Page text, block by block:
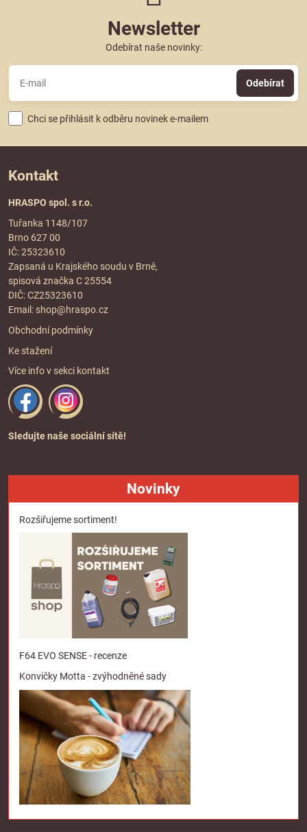
Newsletter
Odebírat naše novinky:
Odebírat
Chci se přihlásit k odběru novinek e-mailem
Kontakt
HRASPO spol. s r.o.
Tuřanka 1148/107
Brno 627 00
IČ: 25323610
Zapsaná u Krajského soudu v Brně,
spisová značka C 25554
DIČ: CZ25323610
Email: shop@hraspo.cz
Obchodní podmínky
Ke stažení
Více info v sekci kontakt
Sledujte naše sociální sítě!
Novinky
Rozšiřujeme sortiment!
F64 EVO SENSE - recenze
Konvičky Motta - zvýhodněné sady